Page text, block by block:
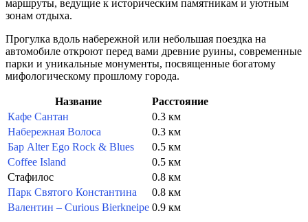
маршруты, ведущие к историческим памятникам и уютным
зонам отдыха.
Прогулка вдоль набережной или небольшая поездка на
автомобиле откроют перед вами древние руины, современные
парки и уникальные монументы, посвященные богатому
мифологическому прошлому города.
Название
Расстояние
Кафе Сантан
0.3 км
Набережная Волоса
0.3 км
Бар Alter Ego Rock & Blues
0.5 км
Coffee Island
0.5 км
Стафилос
0.8 км
Парк Святого Константина
0.8 км
Валентин – Curious Bierkneipe 0.9 км